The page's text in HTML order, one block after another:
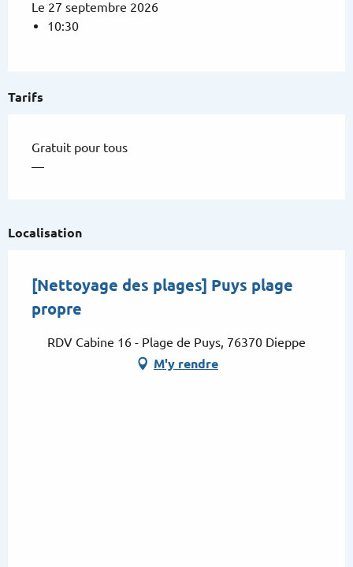
Tarifs
Gratuit pour tous
—
Le 27 septembre 2026
10:30
Localisation
[Nettoyage des plages] Puys plage
propre
RDV Cabine 16 - Plage de Puys, 76370 Dieppe
M'y rendre